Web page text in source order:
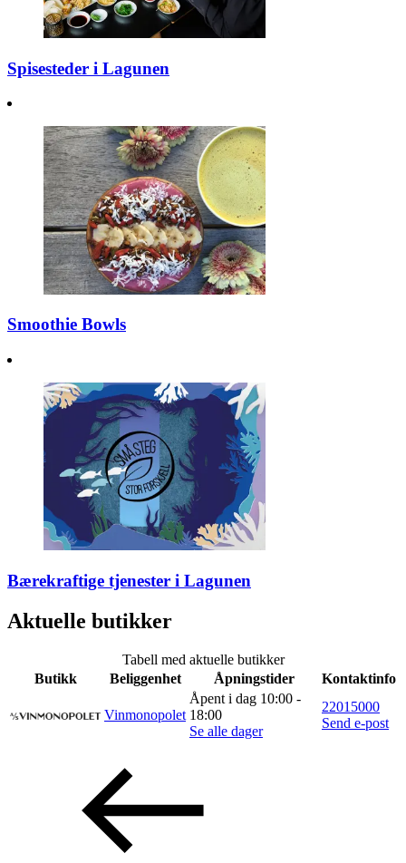
Spisesteder i Lagunen
Smoothie Bowls
Bærekraftige tjenester i Lagunen
Aktuelle butikker
Tabell med aktuelle butikker
Butikk
Beliggenhet Åpningstider Kontaktinfo
Vinmonopolet
Åpent i dag 10:00 -
18:00
Se alle dager
22015000
Send e-post